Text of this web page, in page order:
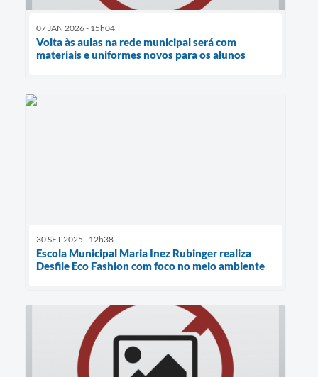
07 JAN 2026 - 15h04
Volta às aulas na rede municipal será com
materiais e uniformes novos para os alunos
30 SET 2025 - 12h38
Escola Municipal Maria Inez Rubinger realiza
Desfile Eco Fashion com foco no meio ambiente